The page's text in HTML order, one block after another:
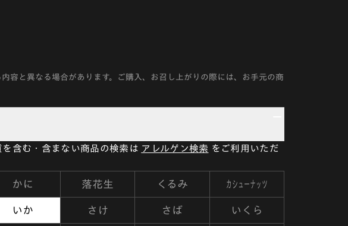
容と異なる場合があります。ご購入、お召し上がりの際には、お手元の商
含む・含まない商品の検索は アレルゲン検索 をご利用いただ
かに 落花生 くるみ カシューナッツ
いか さけ さば いくら